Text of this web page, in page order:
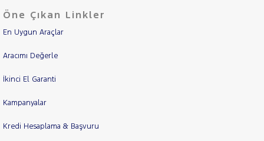
Öne Çıkan Linkler
En Uygun Araçlar
Aracımı Değerle
İkinci El Garanti
Kampanyalar
Kredi Hesaplama & Başvuru